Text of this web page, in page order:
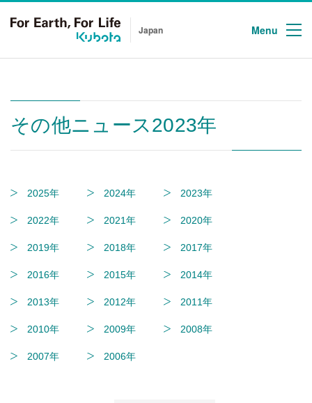
Japan Menu
その他ニュース2023年
2025年 2024年 2023年
2022年 2021年 2020年
2019年 2018年 2017年
2016年 2015年 2014年
2013年 2012年 2011年
2010年 2009年 2008年
2007年 2006年